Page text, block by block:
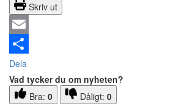
Skriv ut
Email
Dela
Vad tycker du om nyheten?
Bra: 0 Dåligt: 0